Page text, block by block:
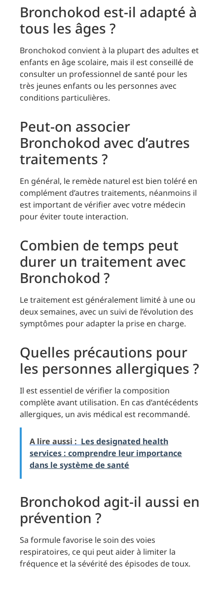
Bronchokod est-il adapté à
tous les âges ?
Bronchokod convient à la plupart des adultes et
enfants en âge scolaire, mais il est conseillé de
consulter un professionnel de santé pour les
très jeunes enfants ou les personnes avec
conditions particulières.
Peut-on associer
Bronchokod avec d’autres
traitements ?
En général, le remède naturel est bien toléré en
complément d’autres traitements, néanmoins il
est important de vérifier avec votre médecin
pour éviter toute interaction.
Combien de temps peut
durer un traitement avec
Bronchokod ?
Le traitement est généralement limité à une ou
deux semaines, avec un suivi de l’évolution des
symptômes pour adapter la prise en charge.
Quelles précautions pour
les personnes allergiques ?
Il est essentiel de vérifier la composition
complète avant utilisation. En cas d’antécédents
allergiques, un avis médical est recommandé.
A lire aussi : Les designated health
services : comprendre leur importance
dans le système de santé
Bronchokod agit-il aussi en
prévention ?
Sa formule favorise le soin des voies
respiratoires, ce qui peut aider à limiter la
fréquence et la sévérité des épisodes de toux.